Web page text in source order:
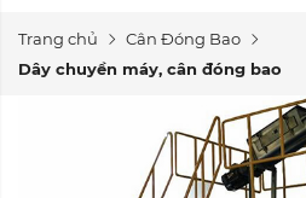
Trang chủ
Cân Đóng Bao
Dây chuyền máy, cân đóng bao